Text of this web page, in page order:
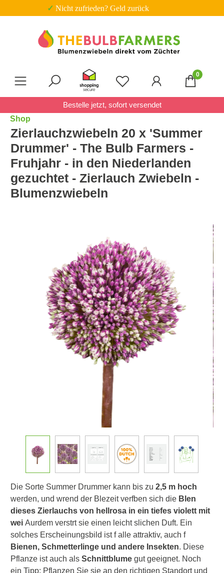
Zum Hauptinhalt springen
Du hast 0 Produkte auf
0
Bestelle jetzt, sofort versendet
Shop
Zierlauchzwiebeln 20 x 'Summer
Drummer' - The Bulb Farmers -
Fruhjahr - in den Niederlanden
gezuchtet - Zierlauch Zwiebeln -
Blumenzwiebeln
Die Sorte Summer Drummer kann bis zu 2,5 m hoch
werden, und wrend der Blezeit verfben sich die Blen
dieses Zierlauchs von hellrosa in ein tiefes violett mit
wei Aurdem verstrt sie einen leicht slichen Duft. Ein
solches Erscheinungsbild ist f alle attraktiv, auch f
Bienen, Schmetterlinge und andere Insekten. Diese
Pflanze ist auch als Schnittblume gut geeignet. Noch
ein Tipp: Pflanzen Sie sie an den richtigen Standort und